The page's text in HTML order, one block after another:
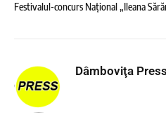
Festivalul-concurs Național „Ileana
Dâmboviţa Press